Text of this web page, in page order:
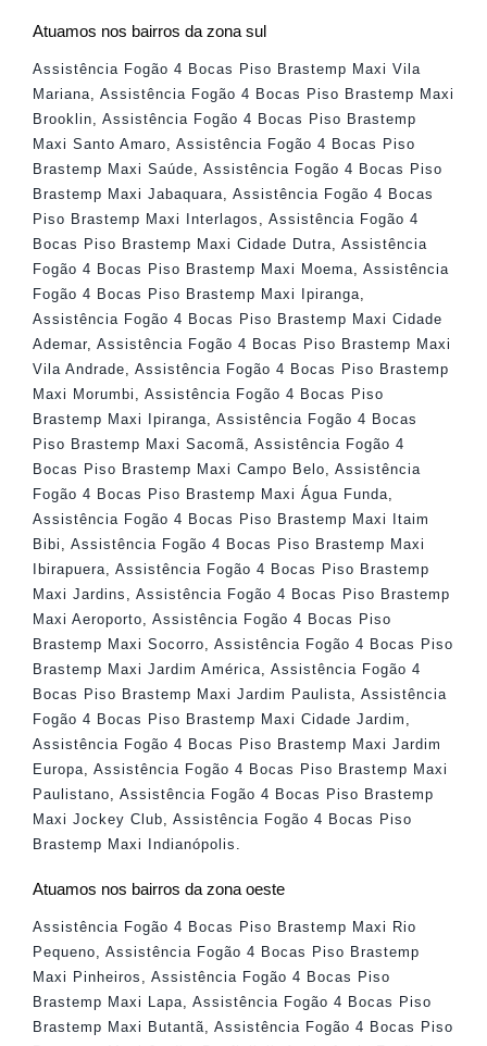
Atuamos nos bairros da zona sul
Assistência Fogão 4 Bocas Piso Brastemp Maxi Vila
Mariana
Assistência Fogão 4 Bocas Piso Brastemp Maxi
Brooklin
Assistência Fogão 4 Bocas Piso Brastemp
Maxi Santo Amaro
Assistência Fogão 4 Bocas Piso
Brastemp Maxi Saúde
Assistência Fogão 4 Bocas Piso
Brastemp Maxi Jabaquara
Assistência Fogão 4 Bocas
Piso Brastemp Maxi Interlagos
Assistência Fogão 4
Bocas Piso Brastemp Maxi Cidade Dutra
Assistência
Fogão 4 Bocas Piso Brastemp Maxi Moema
Assistência
Fogão 4 Bocas Piso Brastemp Maxi Ipiranga
Assistência Fogão 4 Bocas Piso Brastemp Maxi Cidade
Ademar, Assistência Fogão 4 Bocas Piso Brastemp Maxi
Vila Andrade
Assistência Fogão 4 Bocas Piso Brastemp
Maxi Morumbi
Assistência Fogão 4 Bocas Piso
Brastemp Maxi Ipiranga
Assistência Fogão 4 Bocas
Piso Brastemp Maxi Sacomã
Assistência Fogão 4
Bocas Piso Brastemp Maxi Campo Belo
Assistência
Fogão 4 Bocas Piso Brastemp Maxi Água Funda
Assistência Fogão 4 Bocas Piso Brastemp Maxi Itaim
Bibi
Assistência Fogão 4 Bocas Piso Brastemp Maxi
Ibirapuera
Assistência Fogão 4 Bocas Piso Brastemp
Maxi Jardins
Assistência Fogão 4 Bocas Piso Brastemp
Maxi Aeroporto
Assistência Fogão 4 Bocas Piso
Brastemp Maxi Socorro
Assistência Fogão 4 Bocas Piso
Brastemp Maxi Jardim América
Assistência Fogão 4
Bocas Piso Brastemp Maxi Jardim Paulista
Assistência
Fogão 4 Bocas Piso Brastemp Maxi Cidade Jardim
Assistência Fogão 4 Bocas Piso Brastemp Maxi Jardim
Europa
Assistência Fogão 4 Bocas Piso Brastemp Maxi
Paulistano
Assistência Fogão 4 Bocas Piso Brastemp
Maxi Jockey Club
Assistência Fogão 4 Bocas Piso
Brastemp Maxi Indianópolis
Atuamos nos bairros da zona oeste
Assistência Fogão 4 Bocas Piso Brastemp Maxi Rio
Pequeno, Assistência Fogão 4 Bocas Piso Brastemp
Maxi Pinheiros , Assistência Fogão 4 Bocas Piso
Brastemp Maxi Lapa, Assistência Fogão 4 Bocas Piso
Brastemp Maxi Butantã, Assistência Fogão 4 Bocas Piso